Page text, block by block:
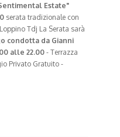
Estate"
serata tradizionale con
Tdj La Serata sarà
condotta da Gianni
alle 22.00- Terrazza
Privato Gratuito -